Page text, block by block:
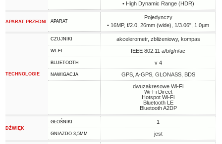
• High Dynamic Range (HDR)
APARAT PRZEDNI APARAT
Pojedynczy
• 16MP, f/2.0, 26mm (wide), 1/3.06", 1.0µm
TECHNOLOGIE
CZUJNIKI akcelerometr, zbliżeniowy, kompas
WI-FI IEEE 802.11 a/b/g/n/ac
BLUETOOTH v 4
NAWIGACJA
GPS, A-GPS, GLONASS, BDS
dwuzakresowe Wi-Fi
Wi-Fi Direct
Hotspot Wi-Fi
Bluetooth LE
Bluetooth A2DP
DŹWIĘK
GŁOŚNIKI 1
GNIAZDO 3,5MM jest